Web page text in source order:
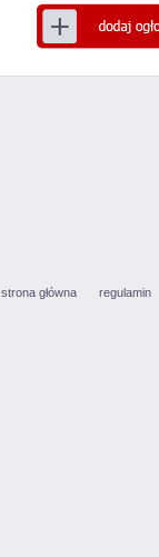
strona główna regulamin